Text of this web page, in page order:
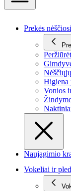
Prekės
Higiena
Vonios
Naujagimio
Vokeliai ir